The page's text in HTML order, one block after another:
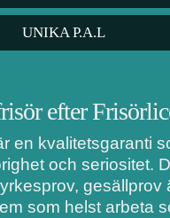
UNIKA P.A.L
efter
en kvalitetsgaranti
och seriositet.
gesällprov
som helst arbeta